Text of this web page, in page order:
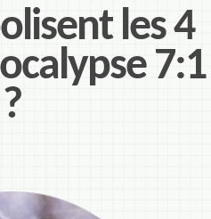
les 4
7:1
?